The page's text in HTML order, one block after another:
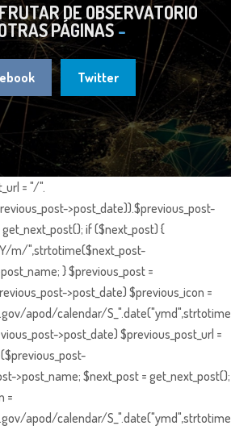
DE OBSERVATORIO
PÁGINAS
Twitter
= "/".
>post_date)).$previous_post-
if ($next_post) {
m/",strtotime($next_post-
} $previous_post =
>post_date) $previous_icon =
apod/calendar/
>post_date) $previous_post_url =
>post_name; $next_post = get_next_post();
=
apod/calendar/